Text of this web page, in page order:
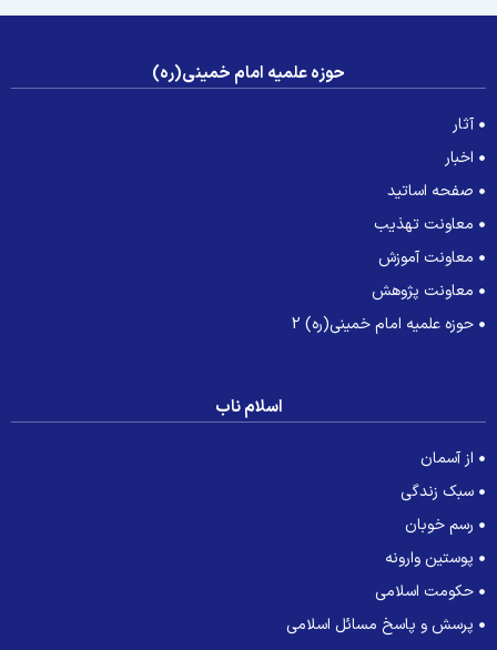
حوزه علمیه امام خمینی(ره)
آثار
اخبار
صفحه اساتید
معاونت تهذیب
معاونت آموزش
معاونت پژوهش
حوزه علمیه امام خمینی(ره) 2
اسلام ناب
از آسمان
سبک زندگی
رسم خوبان
پوستین وارونه
حکومت اسلامی
پرسش و پاسخ مسائل اسلامی